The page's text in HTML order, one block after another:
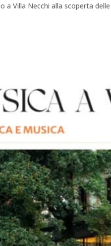
a Villa Necchi alla scoperta